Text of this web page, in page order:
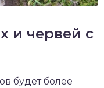
и червей с
будет более